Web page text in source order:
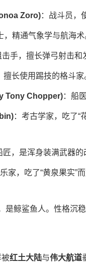
Zoro)：战斗员，
，精通气象学与航海
击手，擅长弹弓射击
擅长使用踢技的格斗
Tony Chopper)：船
：考古学家，吃了“
匠，是浑身装满武器
家，吃了“黄泉果实”
是鲸鲨鱼人。性格沉
被红土大陆与伟大航道